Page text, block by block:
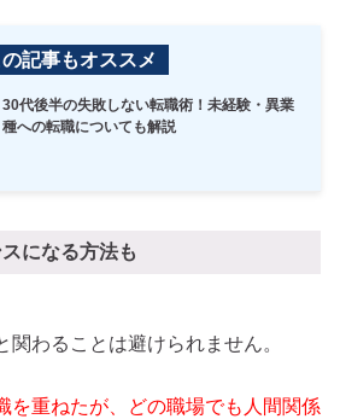
の記事もオススメ
30代後半の失敗しない転職術！未経験・異業
種への転職についても解説
になる方法も
関わることは避けられません。
を重ねたが、どの職場でも人間関係